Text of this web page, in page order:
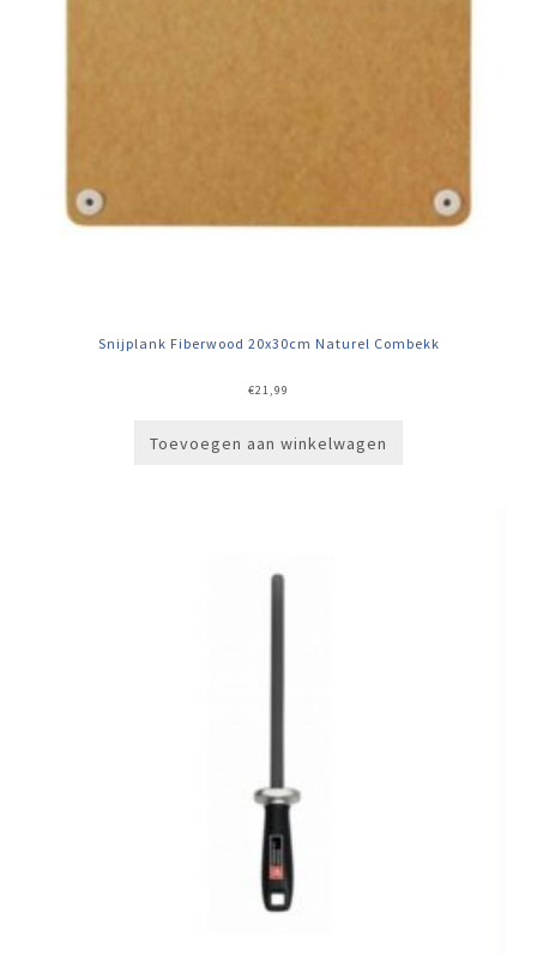
Snijplank Fiberwood 20x30cm Naturel Combekk
€21,99
Toevoegen aan winkelwagen